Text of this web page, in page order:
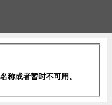
称或者暂时不可用。